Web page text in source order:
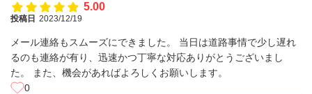
5.00
投稿日 2023/12/19
メール連絡もスムーズにできました。 当日は道路事情で少し遅れ
るのも連絡が有り、迅速かつ丁寧な対応ありがとうございまし
た。 また、機会があればよろしくお願いします。
0